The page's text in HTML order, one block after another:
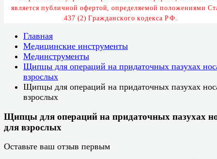
является публичной офертой, определяемой положениями Ст
437 (2) Гражданского кодекса РФ.
Главная
Медицинские инструменты
Мединструменты
Щипцы для операций на придаточных пазухах
взрослых
Щипцы для операций на придаточных пазухах
взрослых
Щипцы для операций на придаточных пазухах
для взрослых
Оставьте ваш отзыв первым